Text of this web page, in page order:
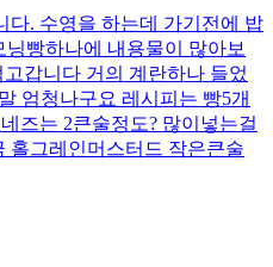
다. 수영을 하는데 가기전에 밥
빵하나에 내용물이 많아보
갑니다 거의 계란하나 들었
엄청나구요 레시피는 빵5개
즈는 2큰술정도? 많이넣는걸
홀그레인머스터드 작은큰술